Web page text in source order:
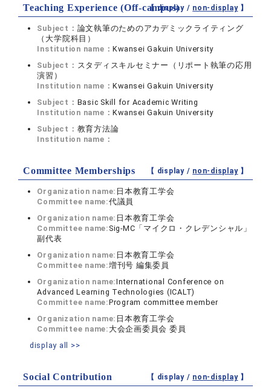
Teaching Experience (Off-campus)
【 display / non-display】
Subject： 論文執筆のためのアカデミックライティング
（大学院科目）
Institution name：Kwansei Gakuin University
Subject： スタディスキルセミナー（リポート執筆の応用
演習）
Institution name：Kwansei Gakuin University
Subject： Basic Skill for Academic Writing
Institution name：Kwansei Gakuin University
Subject： 教育方法論
Institution name：
Committee Memberships 【 display / non-display】
Organization name: 日本教育工学会
Committee name:代議員
Organization name: 日本教育工学会
Committee name: Sig-MC「マイクロ・クレデンシャル」
副代表
Organization name: 日本教育工学会
Committee name:増刊号 編集委員
Organization name:International Conference on
Advanced Learning Technologies (ICALT)
Committee name:Program committee member
Organization name: 日本教育工学会
Committee name: 大会企画委員会 委員
display all >>
Social Contribution 【 display / non-display】